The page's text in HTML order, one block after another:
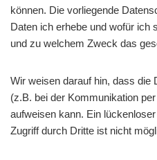
können. Die vorliegende
Daten ich erhebe und wofür ich
und zu welchem Zweck das
Wir weisen darauf hin, dass die
(z.B. bei der Kommunikation
aufweisen kann. Ein
Zugriff durch Dritte ist nicht